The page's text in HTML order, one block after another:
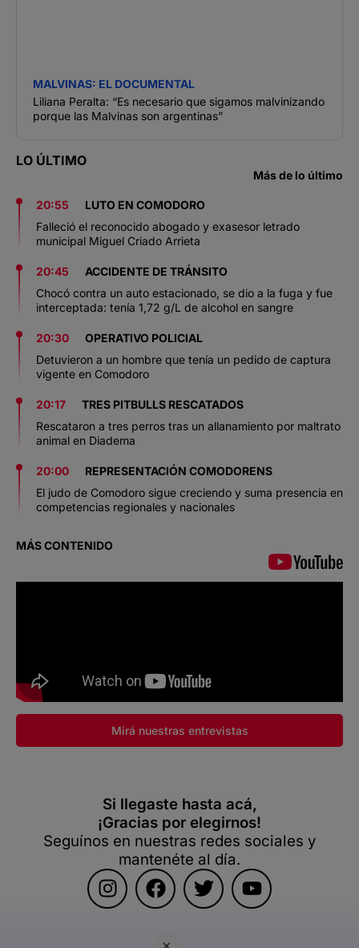
MALVINAS: EL DOCUMENTAL
Liliana Peralta: “Es necesario que sigamos malvinizando
porque las Malvinas son argentinas”
LO ÚLTIMO
Más de lo último
20:55
LUTO EN COMODORO
Falleció el reconocido abogado y exasesor letrado
municipal Miguel Criado Arrieta
20:45
ACCIDENTE DE TRÁNSITO
Chocó contra un auto estacionado, se dio a la fuga y fue
interceptada: tenía 1,72 g/L de alcohol en sangre
20:30
OPERATIVO POLICIAL
Detuvieron a un hombre que tenía un pedido de captura
vigente en Comodoro
20:17
TRES PITBULLS RESCATADOS
Rescataron a tres perros tras un allanamiento por maltrato
animal en Diadema
20:00
REPRESENTACIÓN COMODORENS
El judo de Comodoro sigue creciendo y suma presencia en
competencias regionales y nacionales
MÁS CONTENIDO
Mirá nuestras entrevistas
Si llegaste hasta acá,
¡Gracias por elegirnos!
Seguínos en nuestras redes sociales y
mantenéte al día.